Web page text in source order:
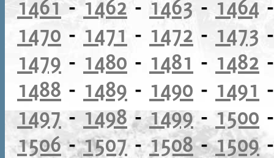
1461-1462 - 1463 - 1464
1470 - 1471 - 1472 - 1473
1479 - 1480 - 1481 - 1482
1488 - 1489 - 1490 - 1491
1497- 1498-1499- 1500
1506-1507-1508-1509